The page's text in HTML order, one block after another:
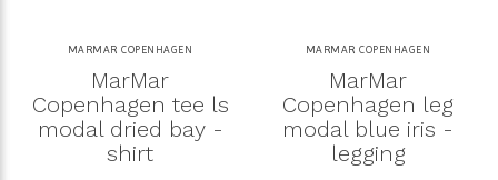
MARMAR COPENHAGEN
MarMar
Copenhagen tee ls
modal dried bay -
shirt
MARMAR COPENHAGEN
MarMar
Copenhagen leg
modal blue iris -
legging